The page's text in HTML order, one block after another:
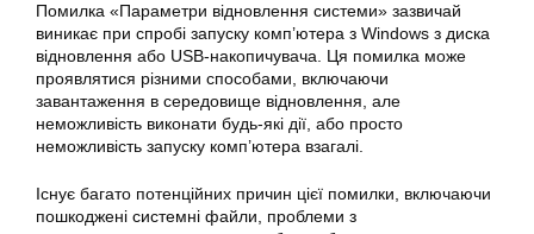
Помилка «Параметри відновлення системи» зазвичай
виникає при спробі запуску комп’ютера з Windows з диска
відновлення або USB-накопичувача. Ця помилка може
проявлятися різними способами, включаючи
завантаження в середовище відновлення, але
неможливість виконати будь-які дії, або просто
неможливість запуску комп’ютера взагалі.
Існує багато потенційних причин цієї помилки, включаючи
пошкоджені системні файли, проблеми з